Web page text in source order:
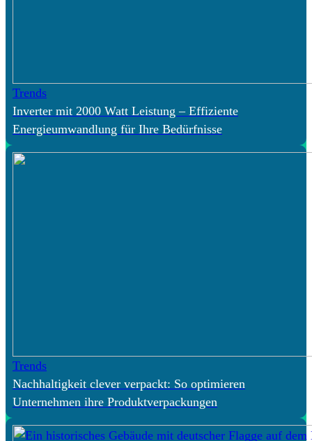
Trends
Inverter mit 2000 Watt Leistung – Effiziente
Energieumwandlung für Ihre Bedürfnisse
Trends
Nachhaltigkeit clever verpackt: So optimieren
Unternehmen ihre Produktverpackungen